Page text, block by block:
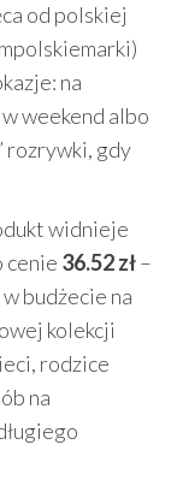
od polskiej
na
weekend albo
rozrywki, gdy
widnieje
cenie 36.52 zł–
budżecie na
kolekcji
rodzice
na